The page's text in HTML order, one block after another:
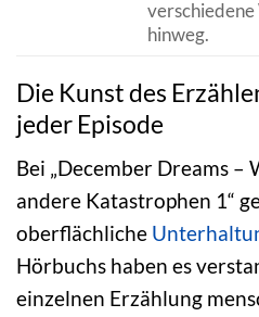
hinweg.
Die Kunst des
jeder Episode
Bei „December Dreams –
andere Katastrophen 1“
oberflächliche
Hörbuchs haben es
einzelnen Erzählung